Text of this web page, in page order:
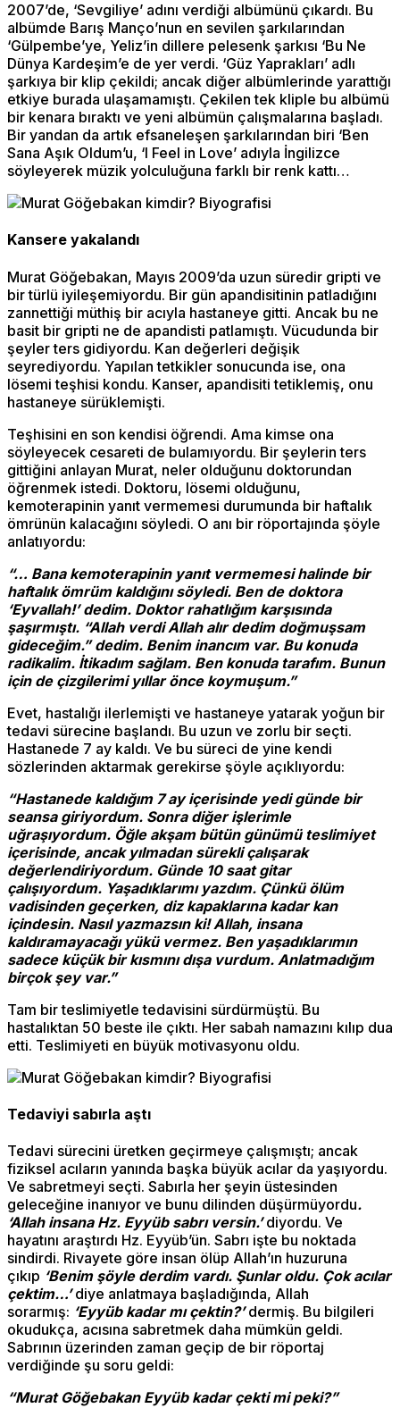
2007’de, ‘Sevgiliye’ adını verdiği albümünü çıkardı. Bu
albümde Barış Manço’nun en sevilen şarkılarından
‘Gülpembe’ye, Yeliz’in dillere pelesenk şarkısı ‘Bu Ne
Dünya Kardeşim’e de yer verdi. ‘Güz Yaprakları’ adlı
şarkıya bir klip çekildi; ancak diğer albümlerinde yarattığı
etkiye burada ulaşamamıştı. Çekilen tek kliple bu albümü
bir kenara bıraktı ve yeni albümün çalışmalarına başladı.
Bir yandan da artık efsaneleşen şarkılarından biri ‘Ben
Sana Aşık Oldum’u, ‘I Feel in Love’ adıyla İngilizce
söyleyerek müzik yolculuğuna farklı bir renk kattı…
Kansere yakalandı
Murat Göğebakan, Mayıs 2009’da uzun süredir gripti ve
bir türlü iyileşemiyordu. Bir gün apandisitinin patladığını
zannettiği müthiş bir acıyla hastaneye gitti. Ancak bu ne
basit bir gripti ne de apandisti patlamıştı. Vücudunda bir
şeyler ters gidiyordu. Kan değerleri değişik
seyrediyordu. Yapılan tetkikler sonucunda ise, ona
lösemi teşhisi kondu. Kanser, apandisiti tetiklemiş, onu
hastaneye sürüklemişti.
Teşhisini en son kendisi öğrendi. Ama kimse ona
söyleyecek cesareti de bulamıyordu. Bir şeylerin ters
gittiğini anlayan Murat, neler olduğunu doktorundan
öğrenmek istedi. Doktoru, lösemi olduğunu,
kemoterapinin yanıt vermemesi durumunda bir haftalık
ömrünün kalacağını söyledi. O anı bir röportajında şöyle
anlatıyordu:
“… Bana kemoterapinin yanıt vermemesi halinde bir
haftalık ömrüm kaldığını söyledi. Ben de doktora
‘Eyvallah!’ dedim. Doktor rahatlığım karşısında
şaşırmıştı. “Allah verdi Allah alır dedim doğmuşsam
gideceğim.” dedim. Benim inancım var. Bu konuda
radikalim. İtikadım sağlam. Ben konuda tarafım. Bunun
için de çizgilerimi yıllar önce koymuşum.”
Evet, hastalığı ilerlemişti ve hastaneye yatarak yoğun bir
tedavi sürecine başlandı. Bu uzun ve zorlu bir seçti.
Hastanede 7 ay kaldı. Ve bu süreci de yine kendi
sözlerinden aktarmak gerekirse şöyle açıklıyordu:
“Hastanede kaldığım 7 ay içerisinde yedi günde bir
seansa giriyordum. Sonra diğer işlerimle
uğraşıyordum. Öğle akşam bütün günümü teslimiyet
içerisinde, ancak yılmadan sürekli çalışarak
değerlendiriyordum. Günde 10 saat gitar
çalışıyordum. Yaşadıklarımı yazdım. Çünkü ölüm
vadisinden geçerken, diz kapaklarına kadar kan
içindesin. Nasıl yazmazsın ki! Allah, insana
kaldıramayacağı yükü vermez. Ben yaşadıklarımın
sadece küçük bir kısmını dışa vurdum. Anlatmadığım
birçok şey var.”
Tam bir teslimiyetle tedavisini sürdürmüştü. Bu
hastalıktan 50 beste ile çıktı. Her sabah namazını kılıp dua
etti. Teslimiyeti en büyük motivasyonu oldu.
Tedaviyi sabırla aştı
Tedavi sürecini üretken geçirmeye çalışmıştı; ancak
fiziksel acıların yanında başka büyük acılar da yaşıyordu.
Ve sabretmeyi seçti. Sabırla her şeyin üstesinden
geleceğine inanıyor ve bunu dilinden düşürmüyordu.
‘Allah insana Hz. Eyyüb sabrı versin.’diyordu. Ve
hayatını araştırdı Hz. Eyyüb’ün. Sabrı işte bu noktada
sindirdi. Rivayete göre insan ölüp Allah’ın huzuruna
çıkıp ‘Benim şöyle derdim vardı. Şunlar oldu. Çok acılar
çektim…’diye anlatmaya başladığında, Allah
sorarmış: ‘Eyyüb kadar mı çektin?’dermiş. Bu bilgileri
okudukça, acısına sabretmek daha mümkün geldi.
Sabrının üzerinden zaman geçip de bir röportaj
verdiğinde şu soru geldi:
“Murat Göğebakan Eyyüb kadar çekti mi peki?”